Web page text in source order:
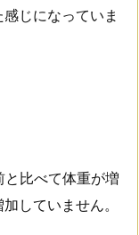
じになっていま
比べて体重が増
していません。